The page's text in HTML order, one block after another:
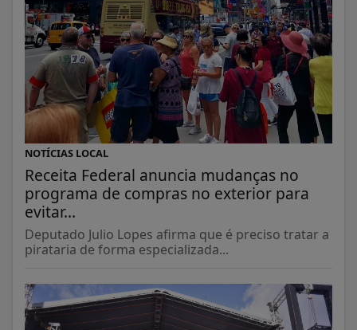
NOTÍCIAS LOCAL
Receita Federal anuncia mudanças no
programa de compras no exterior para
evitar...
Deputado Julio Lopes afirma que é preciso tratar a
pirataria de forma especializada...